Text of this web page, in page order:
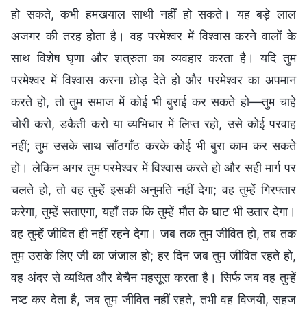
हो सकते, कभी हमखयाल साथी नहीं हो सकते। यह बड़े लाल
अजगर की तरह होता है। वह परमेश्वर में विश्वास करने वालों के
साथ विशेष घृणा और शत्रुता का व्यवहार करता है। यदि तुम
परमेश्वर में विश्वास करना छोड़ देते हो और परमेश्वर का अपमान
करते हो, तो तुम समाज में कोई भी बुराई कर सकते हो—तुम चाहे
चोरी करो, डकैती करो या व्यभिचार में लिप्त रहो, उसे कोई परवाह
नहीं; तुम उसके साथ साँठगाँठ करके कोई भी बुरा काम कर सकते
हो। लेकिन अगर तुम परमेश्वर में विश्वास करते हो और सही मार्ग पर
चलते हो, तो वह तुम्हें इसकी अनुमति नहीं देगा; वह तुम्हें गिरफ्तार
करेगा, तुम्हें सताएगा, यहाँ तक कि तुम्हें मौत के घाट भी उतार देगा।
वह तुम्हें जीवित ही नहीं रहने देगा। जब तक तुम जीवित हो, तब तक
तुम उसके लिए जी का जंजाल हो; हर दिन जब तुम जीवित रहते हो,
वह अंदर से व्यथित और बेचैन महसूस करता है। सिर्फ जब वह तुम्हें
नष्ट कर देता है, जब तुम जीवित नहीं रहते, तभी वह विजयी, सहज